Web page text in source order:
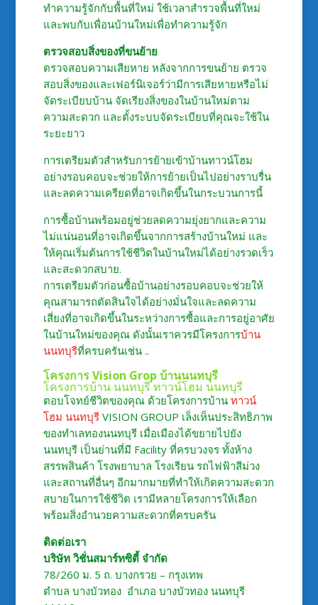
ทำความรู้จักกับพื้นที่ใหม่ ใช้เวลาสำรวจพื้นที่ใหม่
และพบกับเพื่อนบ้านใหม่เพื่อทำความรู้จัก
ตรวจสอบสิ่งของที่ขนย้าย
ตรวจสอบความเสียหาย หลังจากการขนย้าย ตรวจ
สอบสิ่งของและเฟอร์นิเจอร์ว่ามีการเสียหายหรือไม่
จัดระเบียบบ้าน จัดเรียงสิ่งของในบ้านใหม่ตาม
ความสะดวก และตั้งระบบจัดระเบียบที่คุณจะใช้ใน
ระยะยาว
การเตรียมตัวสำหรับการย้ายเข้าบ้านทาวน์โฮม
อย่างรอบคอบจะช่วยให้การย้ายเป็นไปอย่างราบรื่น
และลดความเครียดที่อาจเกิดขึ้นในกระบวนการนี้
การซื้อบ้านพร้อมอยู่ช่วยลดความยุ่งยากและความ
ไม่แน่นอนที่อาจเกิดขึ้นจากการสร้างบ้านใหม่ และ
ให้คุณเริ่มต้นการใช้ชีวิตในบ้านใหม่ได้อย่างรวดเร็ว
และสะดวกสบาย.
การเตรียมตัวก่อนซื้อบ้านอย่างรอบคอบจะช่วยให้
คุณสามารถตัดสินใจได้อย่างมั่นใจและลดความ
เสี่ยงที่อาจเกิดขึ้นในระหว่างการซื้อและการอยู่อาศัย
ในบ้านใหม่ของคุณ ดังนั้นเราควรมีโครงการบ้าน
นนทบุรีที่ครบครันเช่น ..
โครงการ Vision Grop บ้านนนทบุรี
โครงการบ้าน นนทบุรี ทาวน์โฮม นนทบุรี
ตอบโจทย์ชีวิตของคุณ ด้วยโครงการบ้าน ทาวน์
โฮม นนทบุรีVISION GROUP เล็งเห็นประสิทธิภาพ
ของทำเลทองนนทบุรี เมื่อเมืองได้ขยายไปยัง
นนทบุรี เป็นย่านที่มี Facility ที่ครบวงจร ทั้งห้าง
สรรพสินค้า โรงพยาบาล โรงเรียน รถไฟฟ้าสีม่วง
และสถานที่อื่นๆ อีกมากมายที่ทำให้เกิดความสะดวก
สบายในการใช้ชีวิต เรามีหลายโครงการให้เลือก
พร้อมสิ่งอำนวยความสะดวกที่ครบครัน
ติดต่อเรา
บริษัท วิชั่นสมาร์ทซิตี้ จำกัด
78/260 ม. 5 ถ. บางกรวย – กรุงเทพ
ตำบล บางบัวทอง อำเภอ บางบัวทอง นนทบุรี